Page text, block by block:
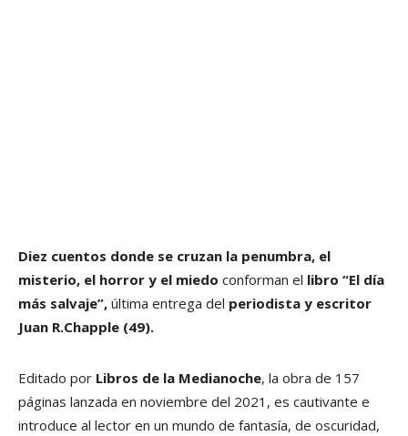
Diez cuentos donde se cruzan la penumbra, el
misterio, el horror y el miedo conforman el libro “El día
más salvaje”, última entrega del periodista y escritor
Juan R.Chapple (49).
Editado por Libros de la Medianoche, la obra de 157
páginas lanzada en noviembre del 2021, es cautivante e
introduce al lector en un mundo de fantasía, de oscuridad,